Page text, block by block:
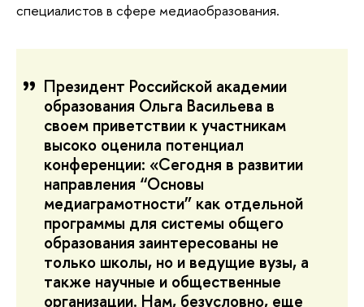
специалистов в сфере медиаобразования.
Президент Российской академии
образования Ольга Васильева в
своем приветствии к участникам
высоко оценила потенциал
конференции: «Сегодня в развитии
направления “Основы
медиаграмотности” как отдельной
программы для системы общего
образования заинтересованы не
только школы, но и ведущие вузы, а
также научные и общественные
организации. Нам, безусловно, еще